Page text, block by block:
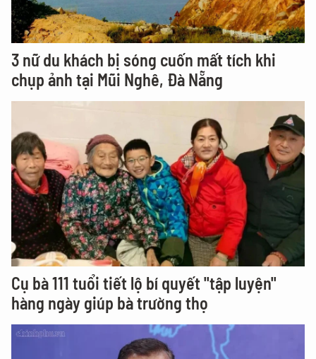
3 nữ du khách bị sóng cuốn mất tích khi
chụp ảnh tại Mũi Nghê, Đà Nẵng
Cụ bà 111 tuổi tiết lộ bí quyết "tập luyện"
hàng ngày giúp bà trường thọ